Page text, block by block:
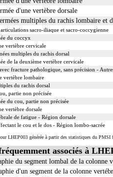
d'une vertèbre dorsale
multiples du rachis lombaire et
sacro-iliaque et sacro-coccygienne
du coccyx
vertèbre cervicale
multiples du rachis dorsal
de la deuxième vertèbre cervicale
fracture pathologique, sans précision -
vertèbre lombaire
du rachis dorsal
partie non précisée
du cou, partie non précisée
vertèbre dorsale
de fatigue - Région dorsale
le cou et le dos - Région lombo-sacrée
LHEP003 générée à partir des statistiques du PMSI
associés à
du segment lombal de la colonne
d'un segment de la colonne